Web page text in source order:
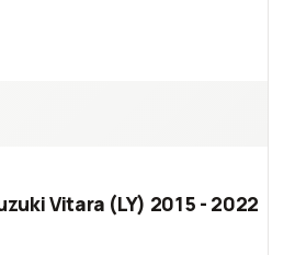
Vitara (LY) 2015 - 2022